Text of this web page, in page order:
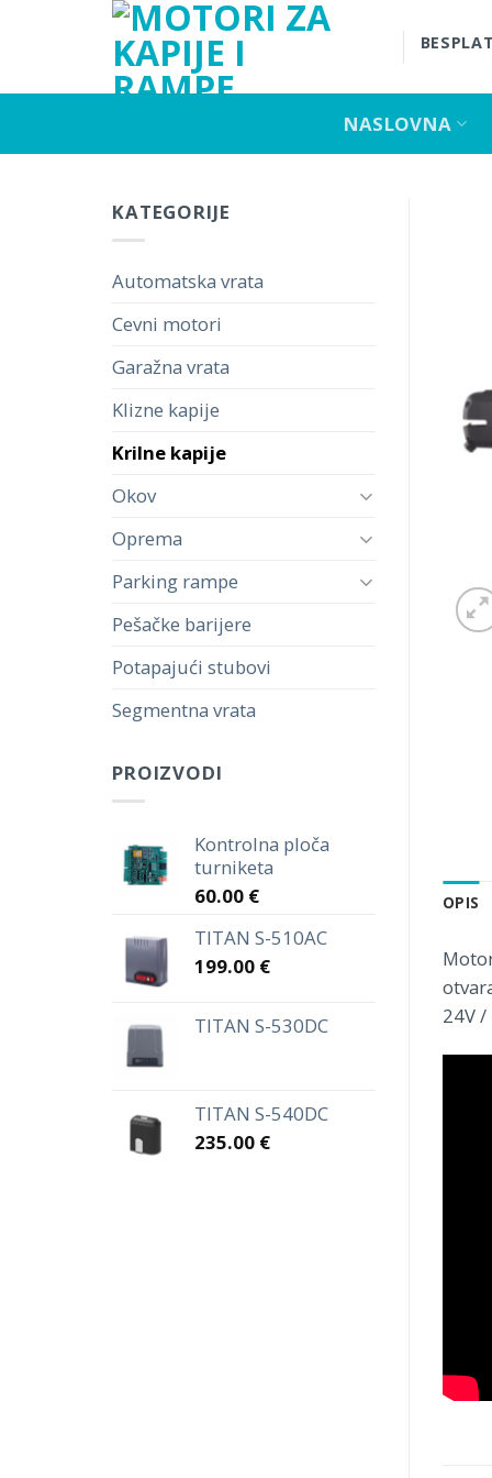
NASLOVNA
KATEGORIJE
Automatska vrata
Cevni motori
Garažna vrata
Klizne kapije
Krilne kapije
Okov
Oprema
Parking rampe
Pešačke barijere
Potapajući stubovi
Segmentna vrata
PROIZVODI
Kontrolna ploča
turniketa
60.00 €
TITAN S-510AC
199.00 €
TITAN S-530DC
TITAN S-540DC
235.00 €
OPIS
24V